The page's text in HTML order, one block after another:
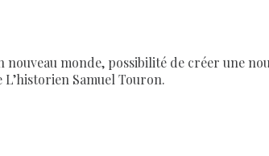
nouveau monde, possibilité de créer une
Samuel Touron.